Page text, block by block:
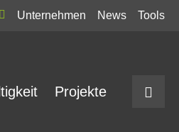
Unternehmen News Tools
Projekte